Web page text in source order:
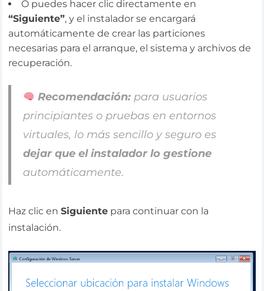
O puedes hacer clic directamente en
“Siguiente”, y el instalador se encargará
automáticamente de crear las particiones
necesarias para el arranque, el sistema y archivos de
recuperación.
Recomendación: para usuarios
principiantes o pruebas en entornos
virtuales, lo más sencillo y seguro es
dejar que el instalador lo gestione
automáticamente.
Haz clic enSiguiente para continuar con la
instalación.